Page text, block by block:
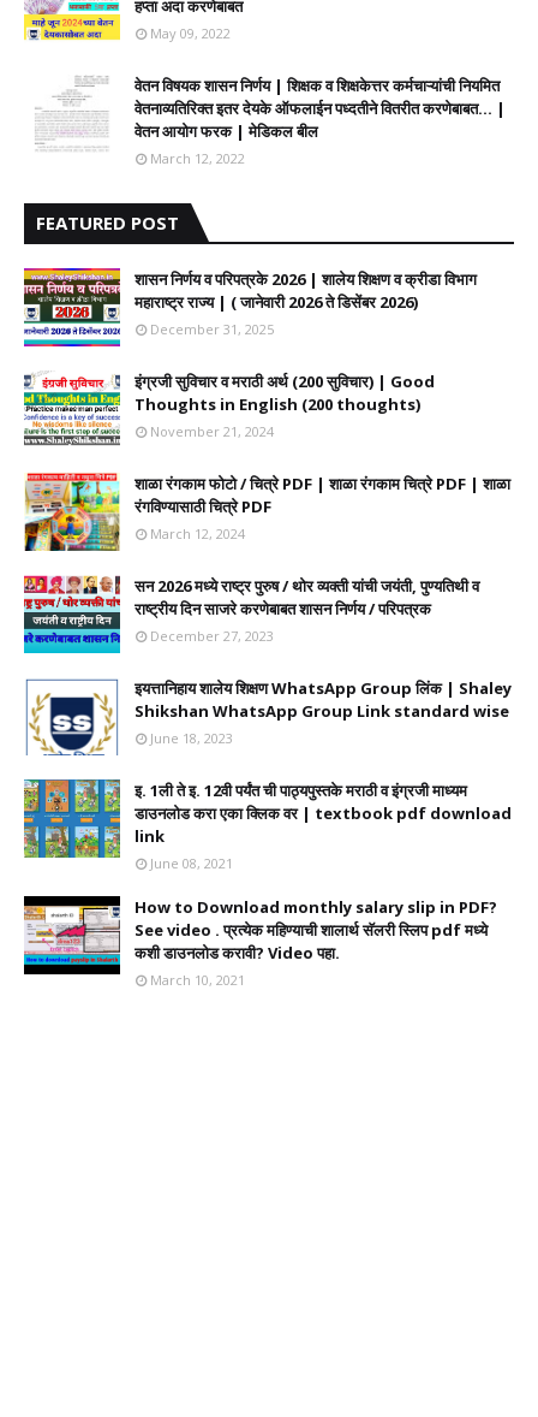
हप्ता अदा करणेबाबत
May 09, 2022
वेतन विषयक शासन निर्णय | शिक्षक व शिक्षकेत्तर कर्मचाऱ्यांची नियमित
वेतनाव्यतिरिक्त इतर देयके ऑफलाईन पध्दतीने वितरीत करणेबाबत... |
वेतन आयोग फरक | मेडिकल बील
March 12, 2022
FEATURED POST
शासन निर्णय व परिपत्रके 2026 | शालेय शिक्षण व क्रीडा विभाग
महाराष्ट्र राज्य | ( जानेवारी 2026 ते डिसेंबर 2026)
December 31, 2025
इंग्रजी सुविचार व मराठी अर्थ (200 सुविचार) | Good
Thoughts in English (200 thoughts)
November 21, 2024
शाळा रंगकाम फोटो / चित्रे PDF | शाळा रंगकाम चित्रे PDF | शाळा
रंगविण्यासाठी चित्रे PDF
March 12, 2024
सन 2026 मध्ये राष्ट्र पुरुष / थोर व्यक्ती यांची जयंती, पुण्यतिथी व
राष्ट्रीय दिन साजरे करणेबाबत शासन निर्णय / परिपत्रक
December 27, 2023
इयत्तानिहाय शालेय शिक्षण WhatsApp Group लिंक | Shaley
Shikshan WhatsApp Group Link standard wise
June 18, 2023
इ. 1ली ते इ. 12वी पर्यंत ची पाठ्यपुस्तके मराठी व इंग्रजी माध्यम
डाउनलोड करा एका क्लिक वर | textbook pdf download
link
June 08, 2021
How to Download monthly salary slip in PDF?
See video . प्रत्येक महिण्याची शालार्थ सॅलरी स्लिप pdf मध्ये
कशी डाउनलोड करावी? Video पहा.
March 10, 2021